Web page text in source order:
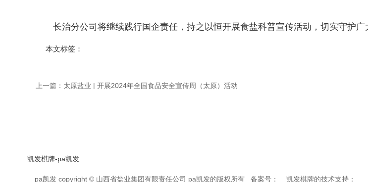
长治分公司将继续践行国企责任，持之以恒开展食盐科普宣传活动，切实守护广
本文标签：
上一篇： 太原盐业 | 开展2024年全国食品安全宣传周（太原）活动
凯发棋牌-pa凯发
pa凯发 copyright © 山西省盐业集团有限责任公司 pa凯发的版权所有 备案号： 凯发棋牌的技术支持：